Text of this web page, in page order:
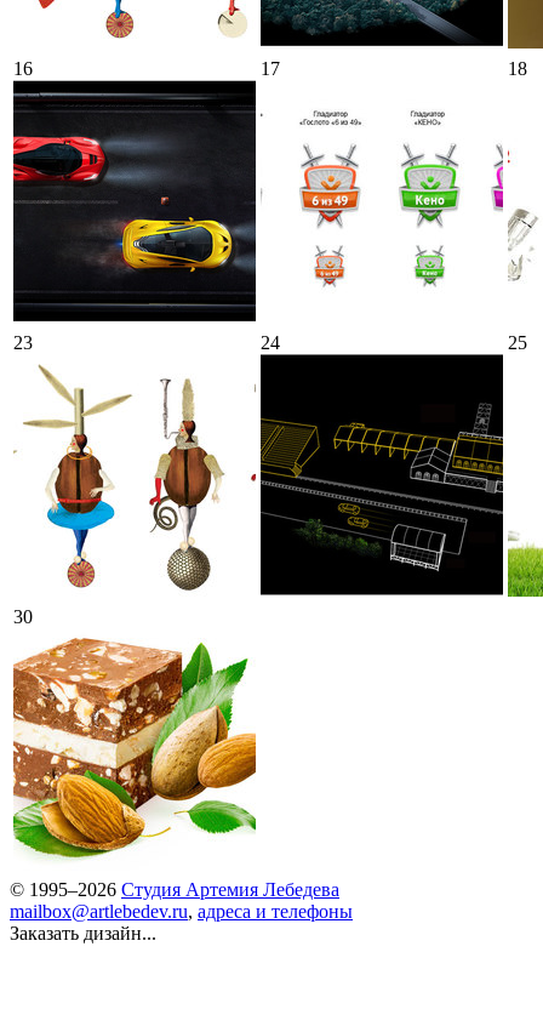
16 17 18
23 24 25
30
© 1995–2026 Студия Артемия Лебедева
mailbox@artlebedev.ru, адреса и телефоны
Заказать дизайн...